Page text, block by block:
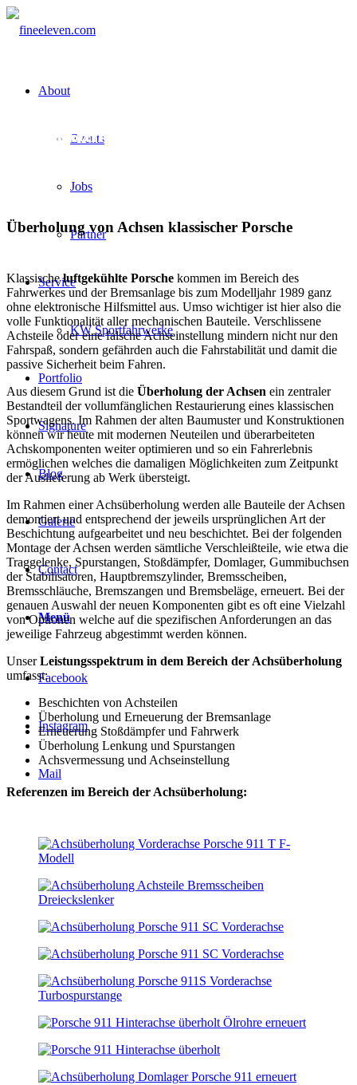
About
Events
Jobs
Partner
Service
KW Sportfahrwerke
Portfolio
Signature
Blog
Galerie
Contact
Menü
Facebook
Instagram
Mail
Kernkompetenz:
Überholung von Achsen klassischer Porsche
Klassischeluftgekühlte Porsche kommen im Bereich des
Fahrwerkes und der Bremsanlage bis zum Modelljahr 1989 ganz
ohne elektronische Hilfsmittel aus. Umso wichtiger ist hier also die
volle Funktionalität aller mechanischen Bauteile. Verschlissene
Achsteile oder eine falsche Achseinstellung mindern nicht nur den
Fahrspaß, sondern gefährden auch die Fahrstabilität und damit die
passive Sicherheit beim Fahren.
Aus diesem Grund ist die Überholung der Achsen ein zentraler
Bestandteil der vollumfänglichen Restaurierung eines klassischen
Sportwagens. Im Rahmen der alten Baumuster und Konstruktionen
können wir heute mit modernen Neuteilen und überarbeiteten
Achskomponenten weiter optimieren und so ein Fahrerlebnis
ermöglichen welches die damaligen Möglichkeiten zum Zeitpunkt
der Auslieferung ab Werk übersteigt.
Im Rahmen einer Achsüberholung werden alle Bauteile der Achsen
demontiert und entsprechend der jeweils ursprünglichen Art der
Beschichtung aufgearbeitet und neu beschichtet. Bei der folgenden
Montage der Achsen werden sämtliche Verschleißteile, wie etwa die
Traggelenke, Spurstangen, Stoßdämpfer, Domlager, Gummibuchsen
der Stabilisatoren, Hauptbremszylinder, Bremsscheiben,
Bremsschläuche, Bremszangen und Bremsbeläge, erneuert. Bei der
genauen Auswahl der neuen Komponenten gibt es oft eine Vielzahl
von Optionen welche auf die spezifischen Anforderungen an das
jeweilige Fahrzeug abgestimmt werden können.
UnserLeistungsspektrum in dem Bereich der Achsüberholung
umfasst:
Beschichten von Achsteilen
Überholung und Erneuerung der Bremsanlage
Erneuerung Stoßdämpfer und Fahrwerk
Überholung Lenkung und Spurstangen
Achsvermessung und Achseinstellung
Referenzen im Bereich der Achsüberholung: